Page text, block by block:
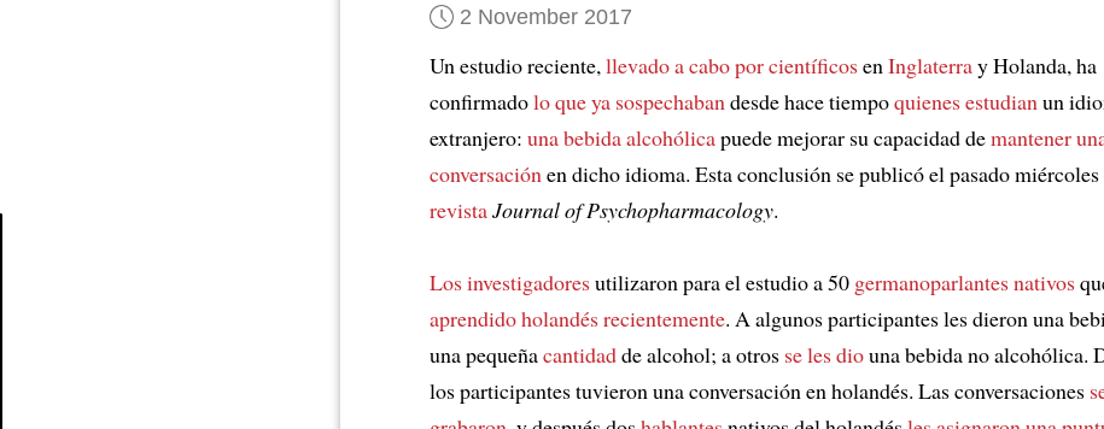
2 November 2017
Un estudio reciente,llevado a cabo por científicosenInglaterray Holanda, ha
confirmadolo que ya sospechabandesde hace tiempoquienes estudianun
extranjero: una bebida alcohólicapuede mejorar su capacidad demantener
conversaciónen dicho idioma. Esta conclusión se publicó el pasado miércoles
revistaJournal of Psychopharmacology.
Los investigadoresutilizaron para el estudio a 50 germanoparlantes nativos
aprendido holandés recientemente. A algunos participantes les dieron una
una pequeñacantidadde alcohol; a otros se les diouna bebida no alcohólica.
los participantes tuvieron una conversación en holandés. Las conversaciones